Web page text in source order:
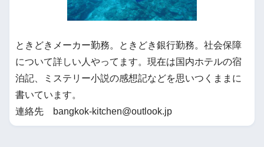
ときどきメーカー勤務。ときどき銀行勤務。社会保障
について詳しい人やってます。現在は国内ホテルの宿
泊記、ミステリー小説の感想記などを思いつくままに
書いています。
連絡先 bangkok-kitchen@outlook.jp